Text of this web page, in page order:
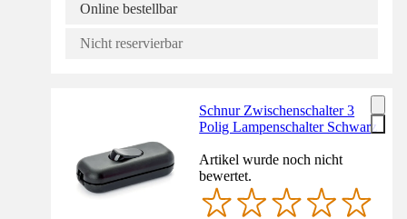
Online bestellbar
Nicht reservierbar
Schnur Zwischenschalter 3
Polig Lampenschalter Schwarz
Artikel wurde noch nicht
bewertet.